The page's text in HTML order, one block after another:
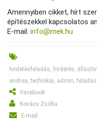
Amennyiben cikket, hírt
építészekkel kapcsolatos
E-mail:info@mek.hu
hirdetésfeladás, hirdetés,
andrea, technikai, admin, feladás
Facebook
Kovács Zsófia
E-mail